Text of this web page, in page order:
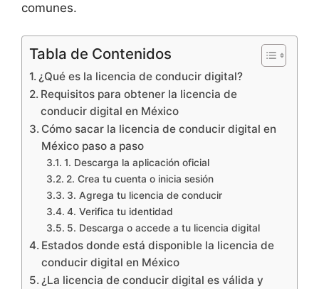
comunes.
Tabla de Contenidos
¿Qué es la licencia de conducir digital?
Requisitos para obtener la licencia de
conducir digital en México
Cómo sacar la licencia de conducir digital en
México paso a paso
1. Descarga la aplicación oficial
2. Crea tu cuenta o inicia sesión
3. Agrega tu licencia de conducir
4. Verifica tu identidad
5. Descarga o accede a tu licencia digital
Estados donde está disponible la licencia de
conducir digital en México
¿La licencia de conducir digital es válida y